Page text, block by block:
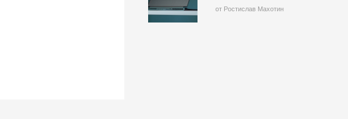
от Ростислав Махотин